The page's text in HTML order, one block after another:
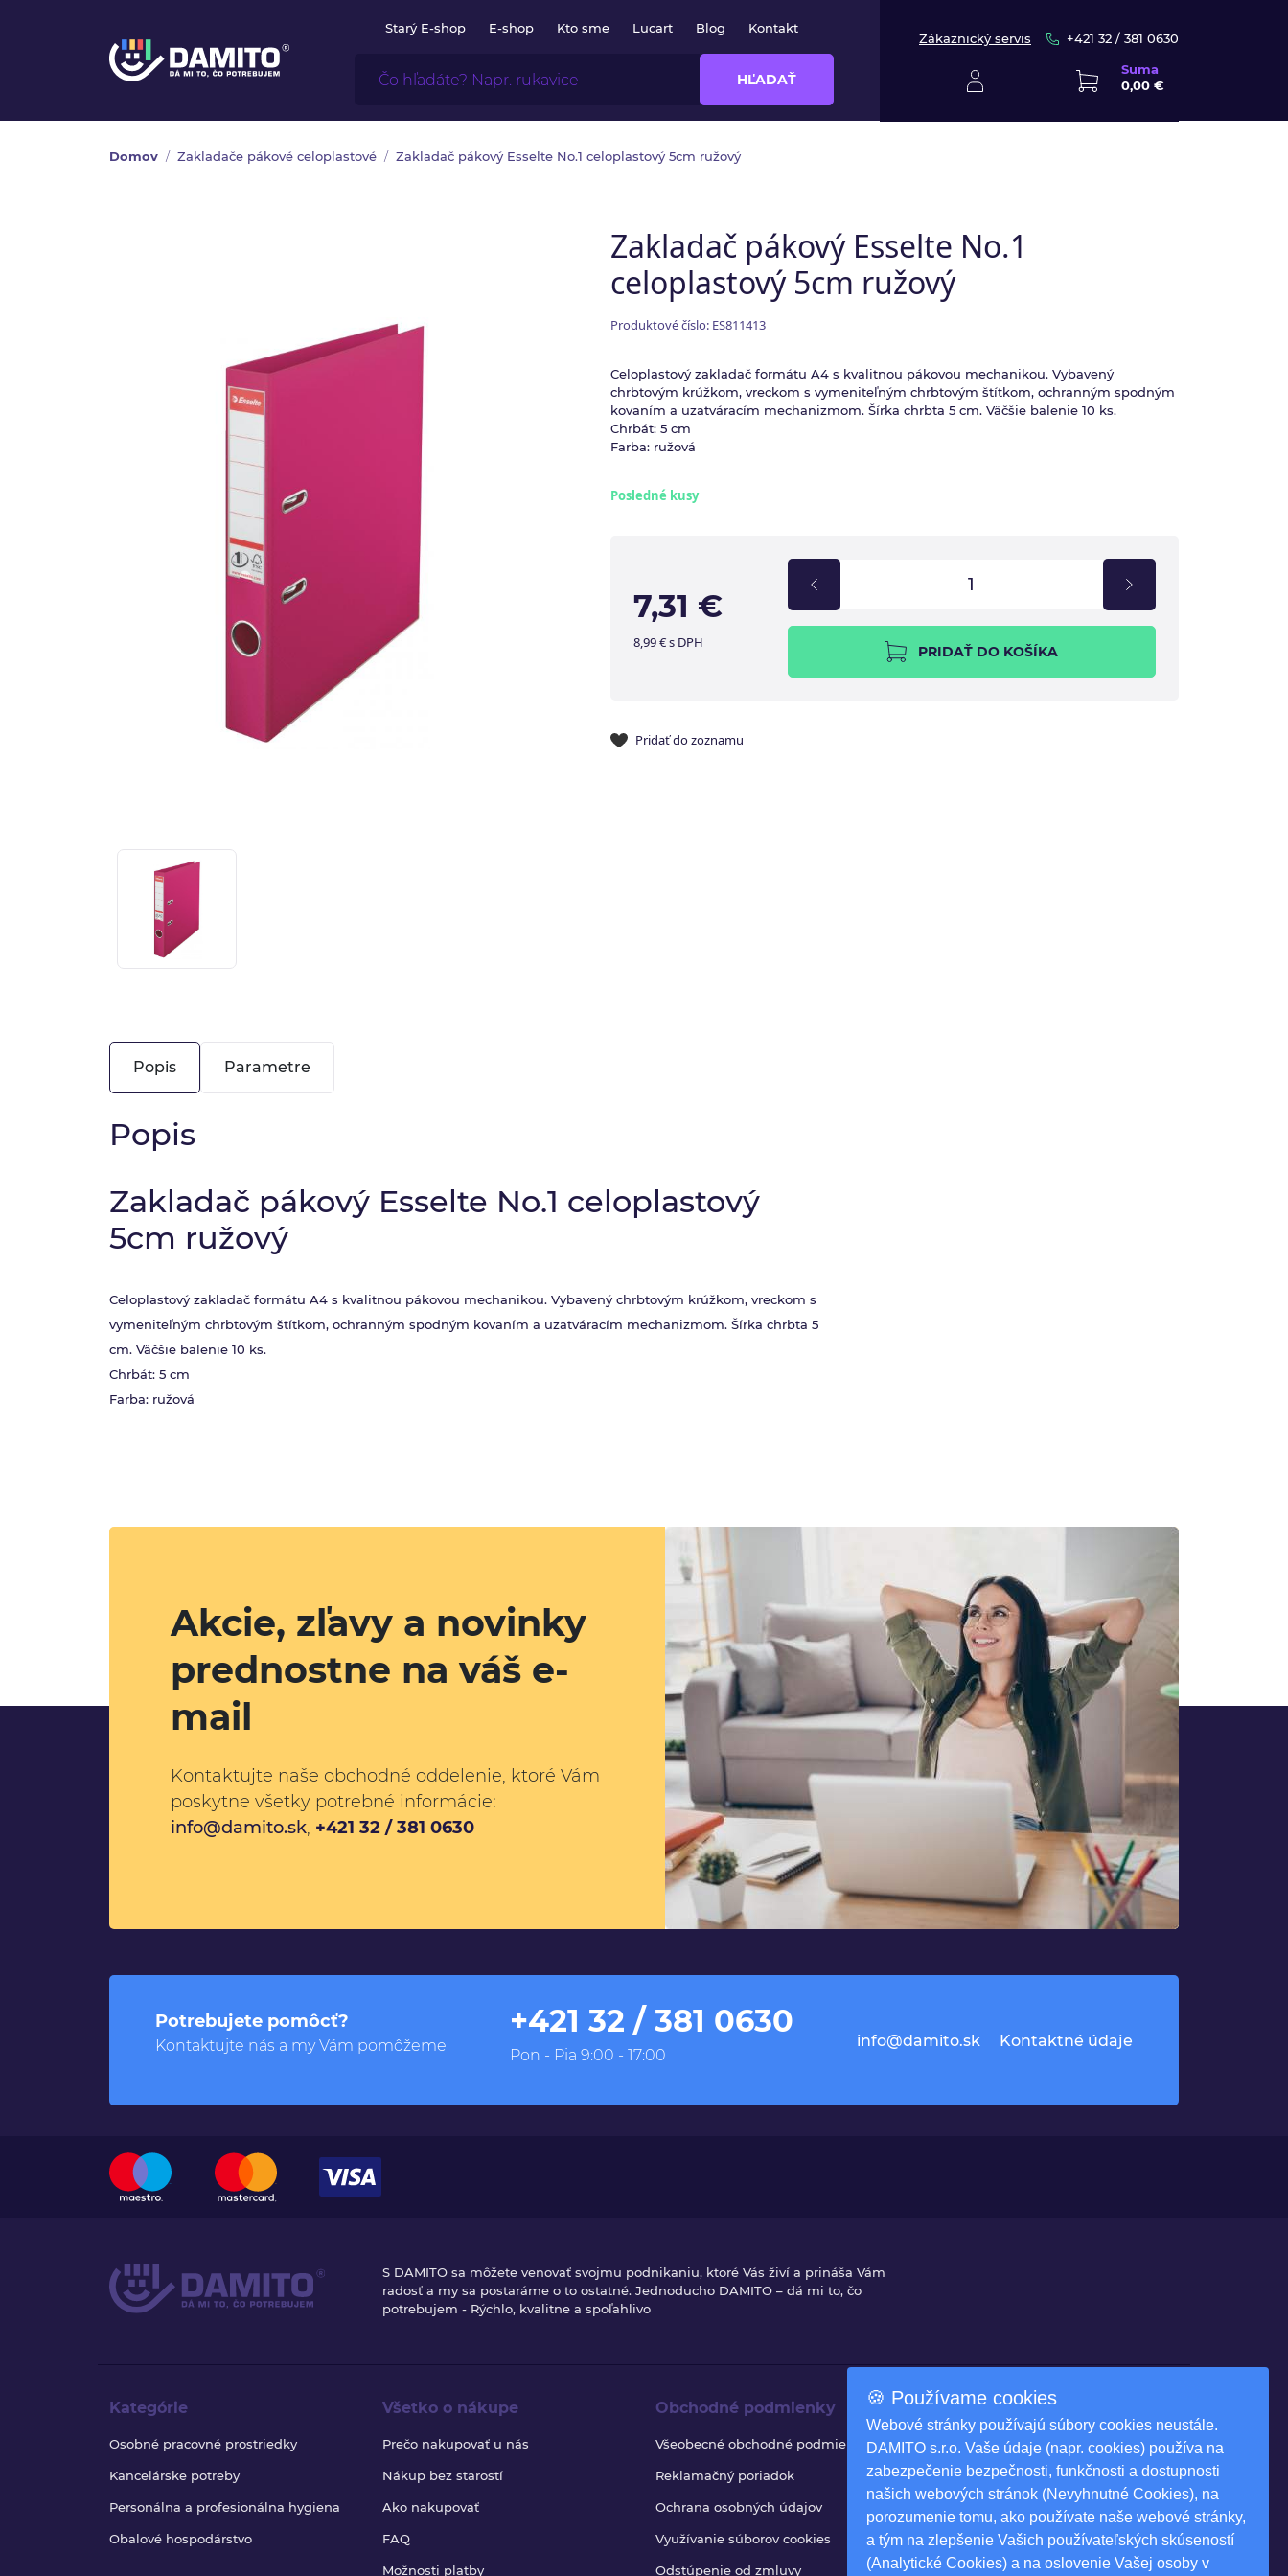
Starý E-shop E-shop Kto sme Lucart Blog Kontakt
HĽADAŤ
Zákaznický servis
+421 32 / 381 0630
Suma
0,00 €
Domov Zakladače pákové celoplastové Zakladač pákový Esselte No.1 celoplastový 5cm ružový
Zakladač pákový Esselte No.1
celoplastový 5cm ružový
Produktové číslo: ES811413
Celoplastový zakladač formátu A4 s kvalitnou pákovou mechanikou. Vybavený
chrbtovým krúžkom, vreckom s vymeniteľným chrbtovým štítkom, ochranným spodným
kovaním a uzatváracím mechanizmom. Šírka chrbta 5 cm. Väčšie balenie 10 ks.
Chrbát: 5 cm
Farba: ružová
Posledné kusy
7,31 €
8,99 € s DPH
PRIDAŤ DO KOŠÍKA
Pridať do zoznamu
Popis Parametre
Popis
Zakladač pákový Esselte No.1 celoplastový
5cm ružový
Celoplastový zakladač formátu A4 s kvalitnou pákovou mechanikou. Vybavený chrbtovým krúžkom, vreckom s
vymeniteľným chrbtovým štítkom, ochranným spodným kovaním a uzatváracím mechanizmom. Šírka chrbta 5
cm. Väčšie balenie 10 ks.
Chrbát: 5 cm
Farba: ružová
Akcie, zľavy a novinky
prednostne na váš e-
mail
Kontaktujte naše obchodné oddelenie, ktoré Vám
poskytne všetky potrebné informácie:
info@damito.sk, +421 32 / 381 0630
🍪 Používame cookies
Webové stránky používajú súbory cookies neustále.
DAMITO s.r.o. Vaše údaje (napr. cookies) používa na
zabezpečenie bezpečnosti, funkčnosti a dostupnosti
našich webových stránok (Nevyhnutné Cookies), na
porozumenie tomu, ako používate naše webové stránky,
a tým na zlepšenie Vašich používateľských skúseností
(Analytické Cookies) a na oslovenie Vašej osoby v
Potrebujete pomôcť?
Kontaktujte nás a my Vám pomôžeme
+421 32 / 381 0630
Pon - Pia 9:00 - 17:00
info@damito.sk Kontaktné údaje
S DAMITO sa môžete venovať svojmu podnikaniu, ktoré Vás živí a prináša Vám
radosť a my sa postaráme o to ostatné. Jednoducho DAMITO – dá mi to, čo
potrebujem - Rýchlo, kvalitne a spoľahlivo
Kategórie
Osobné pracovné prostriedky
Kancelárske potreby
Personálna a profesionálna hygiena
Obalové hospodárstvo
Všetko o nákupe
Prečo nakupovať u nás
Nákup bez starostí
Ako nakupovať
FAQ
Možnosti platby
Obchodné podmienky
Všeobecné obchodné podmienky
Reklamačný poriadok
Ochrana osobných údajov
Využívanie súborov cookies
Odstúpenie od zmluvy
Na stiahnutie
Produktové katalógy